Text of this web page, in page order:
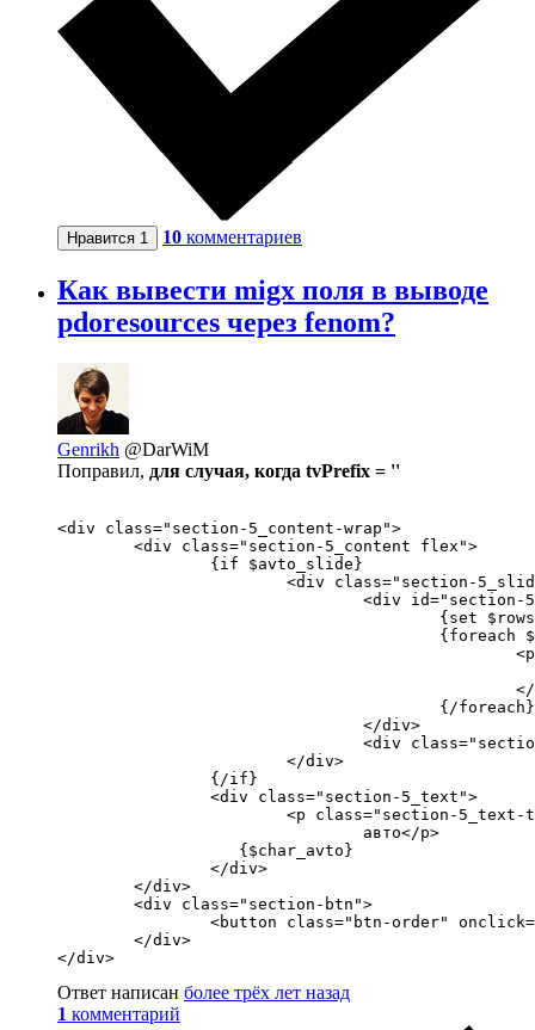
Нравится 1 10 комментариев
Как вывести migx поля в выводе
pdoresources через fenom?
Genrikh @DarWiM
Поправил, для случая, когда tvPrefix = ''
<div class="section-5_content-wrap">
</div>
Ответ написан более трёх лет назад
1 комментарий